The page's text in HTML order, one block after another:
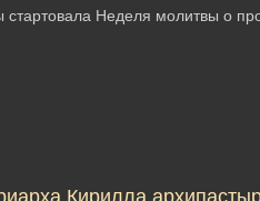
стартовала Неделя молитвы о
Кирилла